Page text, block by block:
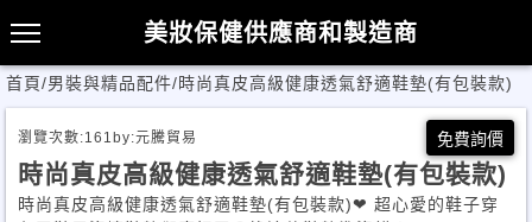
美妝保健供應商和製造商
首頁/男裝與精品配件/時尚真皮高級健康透氣舒適鞋墊(有包裝款)
瀏覽次數:161 by:元騰貿易 免費詢價
時尚真皮高級健康透氣舒適鞋墊(有包裝款)
時尚真皮高級健康透氣舒適鞋墊(有包裝款)❤ 超心愛的鞋子穿